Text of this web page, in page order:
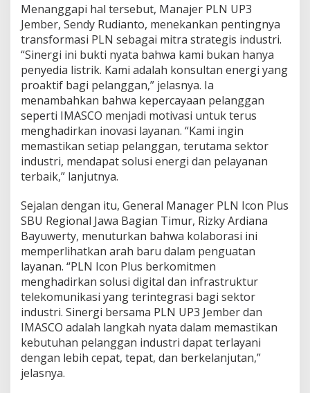
t
S
i
n
e
r
g
i
B
e
r
s
a
m
a
I
M
A
S
C
Menanggapi hal tersebut, Manajer PLN UP3
Jember, Sendy Rudianto, menekankan pentingnya
transformasi PLN sebagai mitra strategis industri.
“Sinergi ini bukti nyata bahwa kami bukan hanya
penyedia listrik. Kami adalah konsultan energi yang
proaktif bagi pelanggan,” jelasnya. Ia
menambahkan bahwa kepercayaan pelanggan
seperti IMASCO menjadi motivasi untuk terus
menghadirkan inovasi layanan. “Kami ingin
memastikan setiap pelanggan, terutama sektor
industri, mendapat solusi energi dan pelayanan
terbaik,” lanjutnya.
Sejalan dengan itu, General Manager PLN Icon Plus
SBU Regional Jawa Bagian Timur, Rizky Ardiana
Bayuwerty, menuturkan bahwa kolaborasi ini
memperlihatkan arah baru dalam penguatan
layanan. “PLN Icon Plus berkomitmen
menghadirkan solusi digital dan infrastruktur
telekomunikasi yang terintegrasi bagi sektor
industri. Sinergi bersama PLN UP3 Jember dan
IMASCO adalah langkah nyata dalam memastikan
kebutuhan pelanggan industri dapat terlayani
dengan lebih cepat, tepat, dan berkelanjutan,”
jelasnya.